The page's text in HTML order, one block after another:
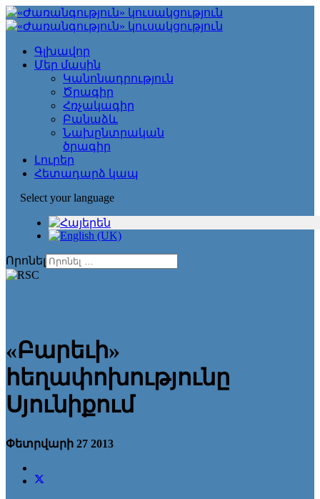
Գլխավոր
Մեր մասին
Կանոնադրություն
Ծրագիր
Հռչակագիր
Բանաձև
Նախընտրական
ծրագիր
Լուրեր
Հետադարձ կապ
Select your language
Որոնել
«Բարեւի»
հեղափոխությունը
Սյունիքում
Փետրվարի 27 2013